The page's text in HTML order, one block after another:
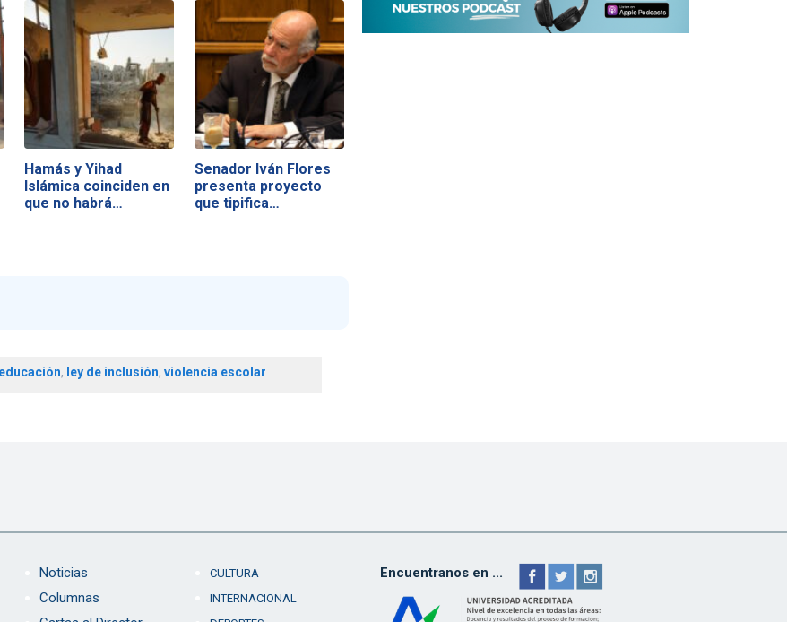
Hamás y Yihad
Islámica coinciden en
que no habrá…
Senador Iván Flores
presenta proyecto
que tipifica…
educación, ley de inclusión, violencia escolar
Noticias
Columnas
CULTURA
INTERNACIONAL
Encuentranos en ...